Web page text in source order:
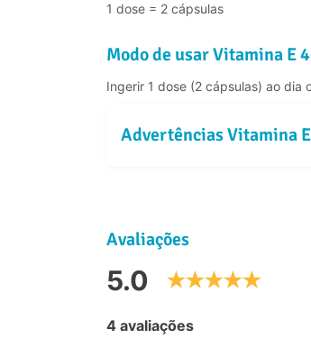
1 dose = 2 cápsulas
Modo de usar Vitamina E
Ingerir 1 dose (2 cápsulas) ao dia
Advertências Vitamina
Avaliações
5.0
4 avaliações